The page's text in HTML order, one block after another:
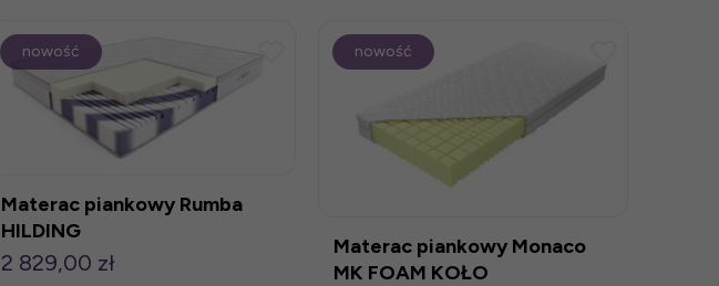
Materac piankowy Rumba
HILDING
2 829,00 zł
nowość
Materac piankowy Monaco
MK FOAM KOŁO
nowość